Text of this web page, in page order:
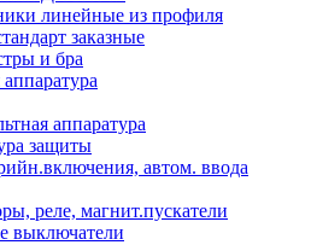
линейные из профиля
заказные
и бра
аппаратура
защиты
автом. ввода
реле, магнит.пускатели
выключатели